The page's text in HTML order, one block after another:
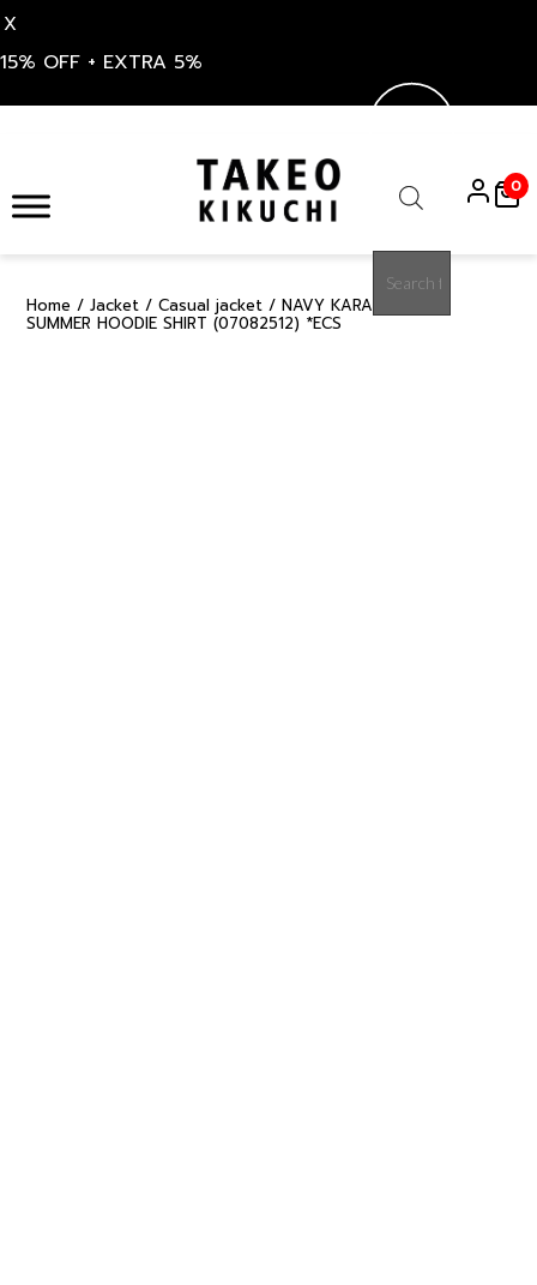
X
15% OFF + EXTRA 5%
content
search
0
Home / Jacket / Casual jacket / NAVY KARAMI WEAVE
SUMMER HOODIE SHIRT (07082512) *ECS